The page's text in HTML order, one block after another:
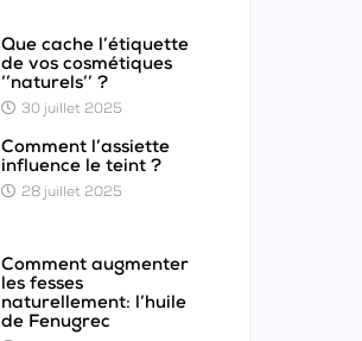
Que cache l’étiquette
de vos cosmétiques
‘’naturels’’ ?
30 juillet 2025
Comment l’assiette
influence le teint ?
28 juillet 2025
Comment augmenter
les fesses
naturellement: l’huile
de Fenugrec